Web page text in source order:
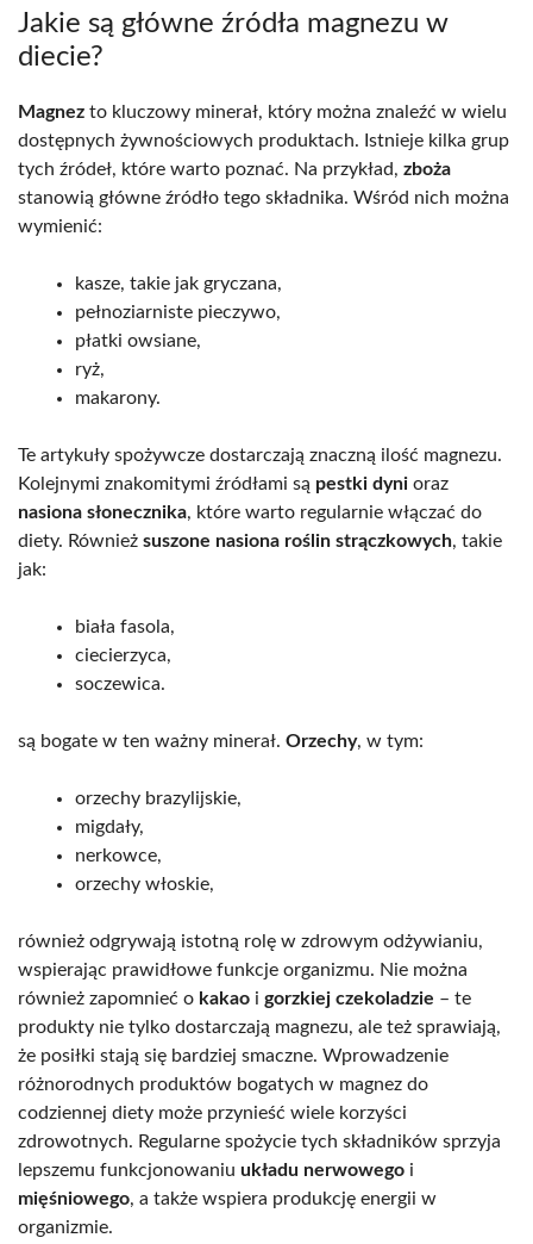
Jakie są główne źródła magnezu w
diecie?
Magnez to kluczowy minerał, który można znaleźć w wielu
dostępnych żywnościowych produktach. Istnieje kilka grup
tych źródeł, które warto poznać. Na przykład, zboża
stanowią główne źródło tego składnika. Wśród nich można
wymienić:
kasze, takie jak gryczana,
pełnoziarniste pieczywo,
płatki owsiane,
ryż,
makarony.
Te artykuły spożywcze dostarczają znaczną ilość magnezu.
Kolejnymi znakomitymi źródłami są pestki dyni oraz
nasiona słonecznika, które warto regularnie włączać do
diety. Również suszone nasiona roślin strączkowych, takie
jak:
biała fasola,
ciecierzyca,
soczewica.
są bogate w ten ważny minerał. Orzechy, w tym:
orzechy brazylijskie,
migdały,
nerkowce,
orzechy włoskie,
również odgrywają istotną rolę w zdrowym odżywianiu,
wspierając prawidłowe funkcje organizmu. Nie można
również zapomnieć o kakao i gorzkiej czekoladzie – te
produkty nie tylko dostarczają magnezu, ale też sprawiają,
że posiłki stają się bardziej smaczne. Wprowadzenie
różnorodnych produktów bogatych w magnez do
codziennej diety może przynieść wiele korzyści
zdrowotnych. Regularne spożycie tych składników sprzyja
lepszemu funkcjonowaniu układu nerwowego i
mięśniowego, a także wspiera produkcję energii w
organizmie.